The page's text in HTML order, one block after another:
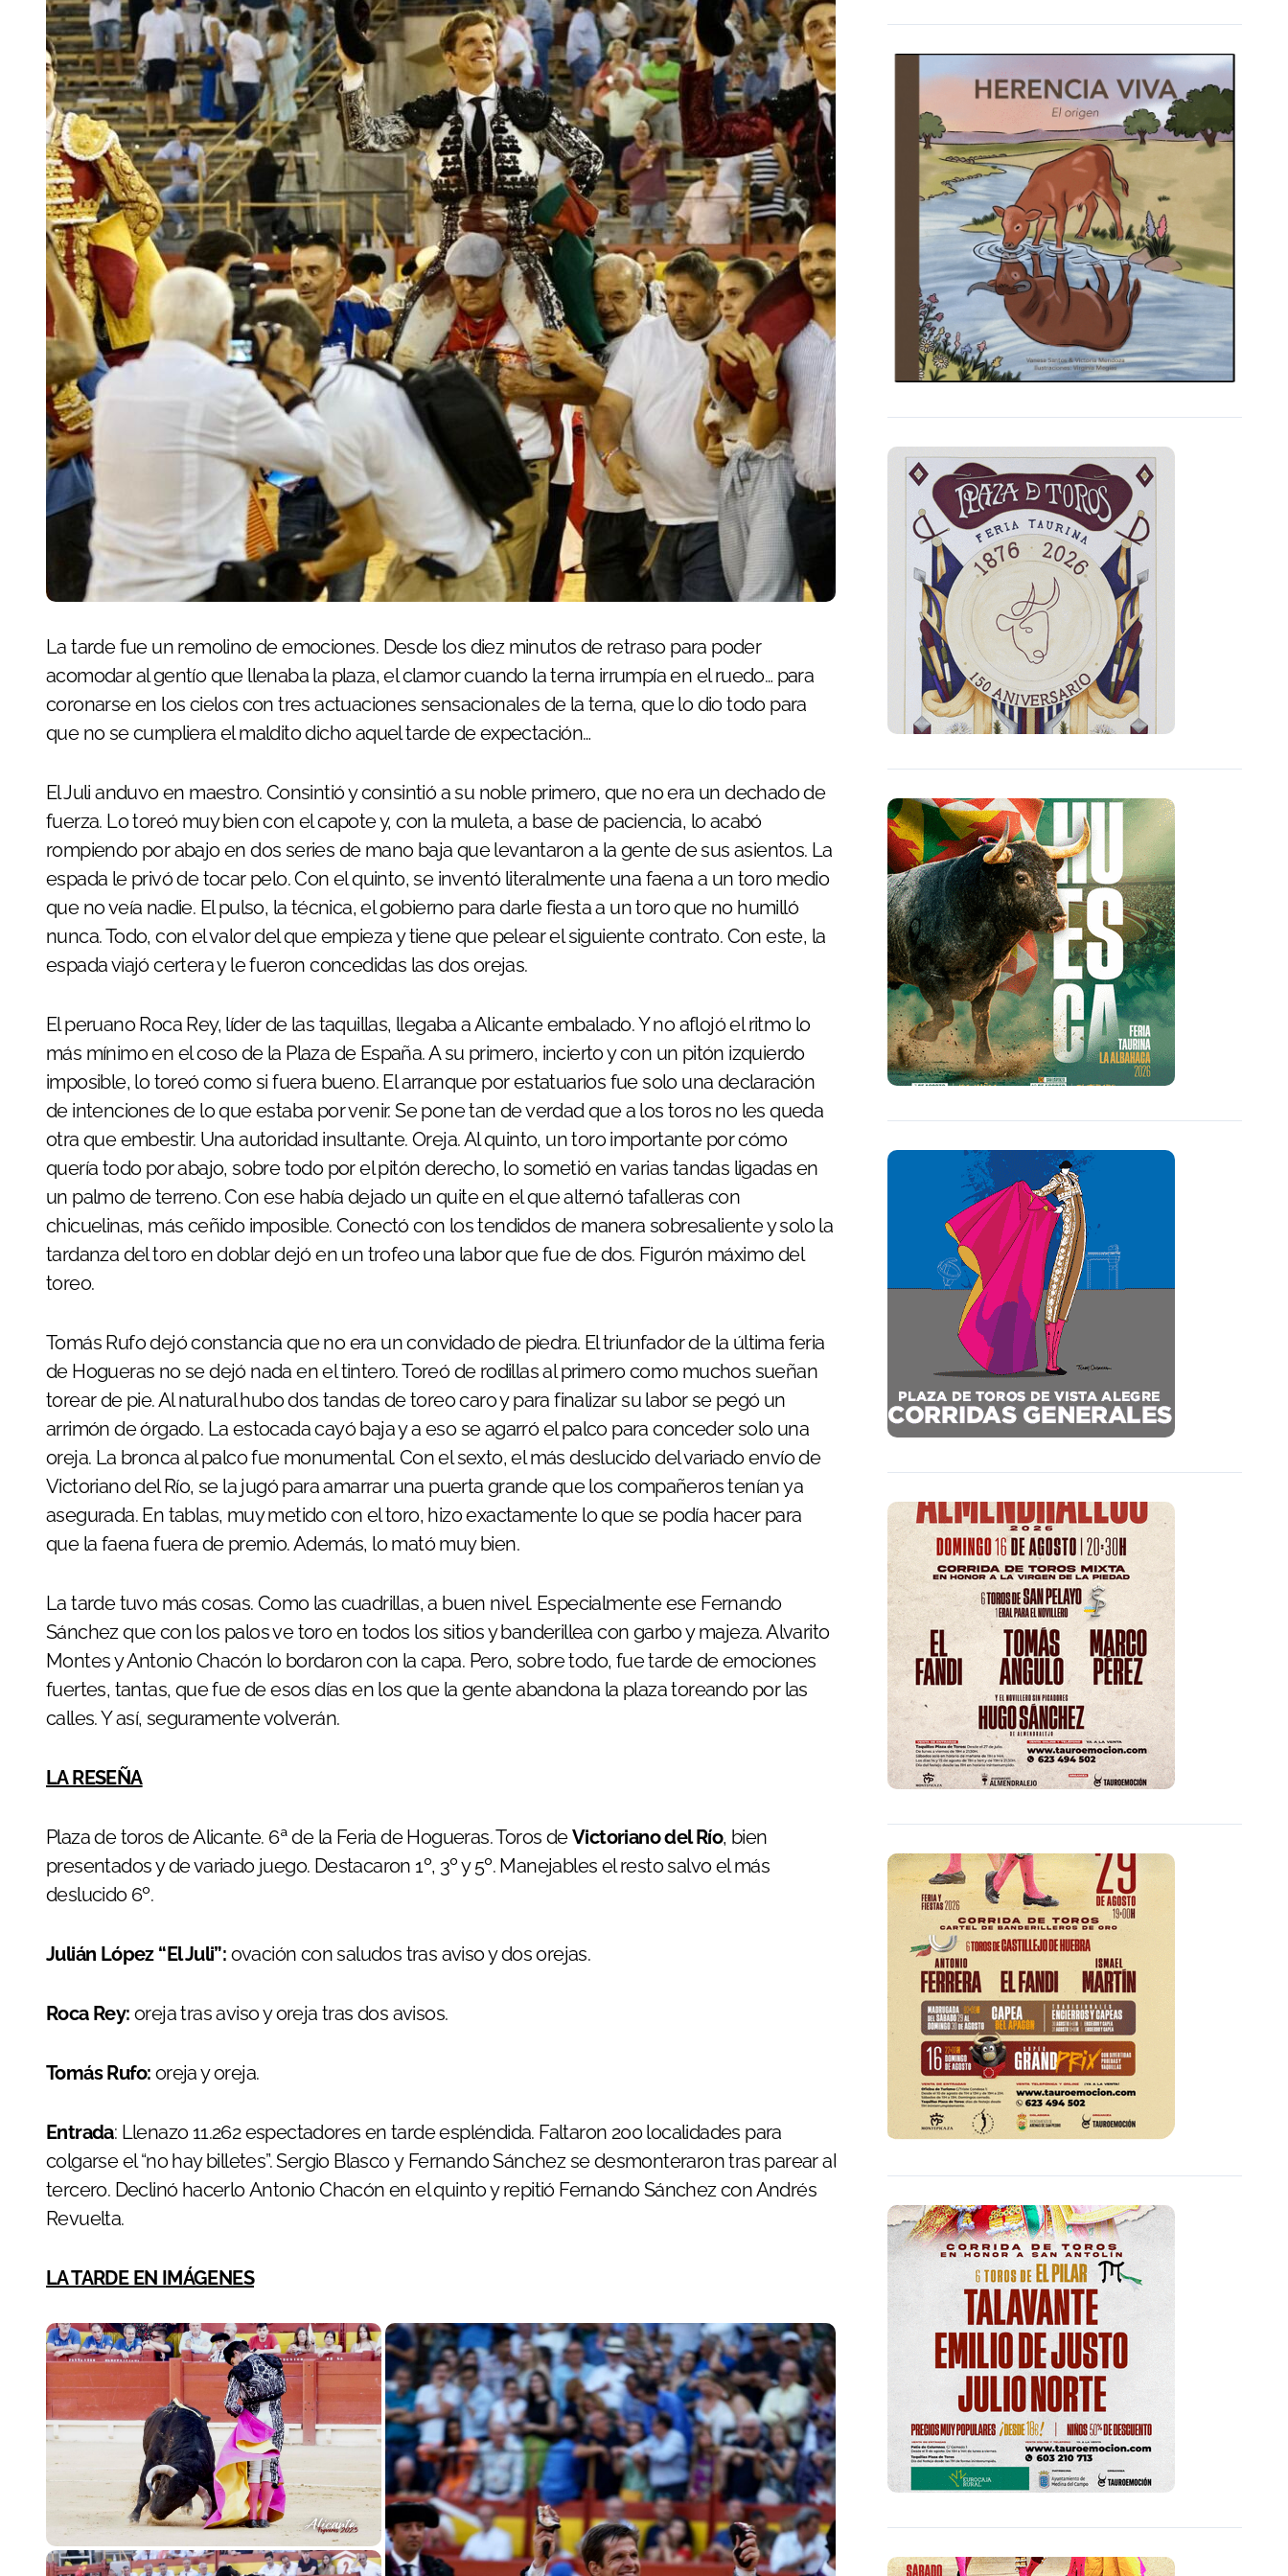
La tarde fue un remolino de emociones. Desde los diez minutos de retraso para poder
acomodar al gentío que llenaba la plaza, el clamor cuando la terna irrumpía en el ruedo… para
coronarse en los cielos con tres actuaciones sensacionales de la terna, que lo dio todo para
que no se cumpliera el maldito dicho aquel tarde de expectación…
El Juli anduvo en maestro. Consintió y consintió a su noble primero, que no era un dechado de
fuerza. Lo toreó muy bien con el capote y, con la muleta, a base de paciencia, lo acabó
rompiendo por abajo en dos series de mano baja que levantaron a la gente de sus asientos. La
espada le privó de tocar pelo. Con el quinto, se inventó literalmente una faena a un toro medio
que no veía nadie. El pulso, la técnica, el gobierno para darle fiesta a un toro que no humilló
nunca. Todo, con el valor del que empieza y tiene que pelear el siguiente contrato. Con este, la
espada viajó certera y le fueron concedidas las dos orejas.
El peruano Roca Rey, líder de las taquillas, llegaba a Alicante embalado. Y no aflojó el ritmo lo
más mínimo en el coso de la Plaza de España. A su primero, incierto y con un pitón izquierdo
imposible, lo toreó como si fuera bueno. El arranque por estatuarios fue solo una declaración
de intenciones de lo que estaba por venir. Se pone tan de verdad que a los toros no les queda
otra que embestir. Una autoridad insultante. Oreja. Al quinto, un toro importante por cómo
quería todo por abajo, sobre todo por el pitón derecho, lo sometió en varias tandas ligadas en
un palmo de terreno. Con ese había dejado un quite en el que alternó tafalleras con
chicuelinas, más ceñido imposible. Conectó con los tendidos de manera sobresaliente y solo la
tardanza del toro en doblar dejó en un trofeo una labor que fue de dos. Figurón máximo del
toreo.
Tomás Rufo dejó constancia que no era un convidado de piedra. El triunfador de la última feria
de Hogueras no se dejó nada en el tintero. Toreó de rodillas al primero como muchos sueñan
torear de pie. Al natural hubo dos tandas de toreo caro y para finalizar su labor se pegó un
arrimón de órgado. La estocada cayó baja y a eso se agarró el palco para conceder solo una
oreja. La bronca al palco fue monumental. Con el sexto, el más deslucido del variado envío de
Victoriano del Río, se la jugó para amarrar una puerta grande que los compañeros tenían ya
asegurada. En tablas, muy metido con el toro, hizo exactamente lo que se podía hacer para
que la faena fuera de premio. Además, lo mató muy bien.
La tarde tuvo más cosas. Como las cuadrillas, a buen nivel. Especialmente ese Fernando
Sánchez que con los palos ve toro en todos los sitios y banderillea con garbo y majeza. Alvarito
Montes y Antonio Chacón lo bordaron con la capa. Pero, sobre todo, fue tarde de emociones
fuertes, tantas, que fue de esos días en los que la gente abandona la plaza toreando por las
calles. Y así, seguramente volverán.
LA RESEÑA
Plaza de toros de Alicante. 6ª de la Feria de Hogueras. Toros deVictoriano del Río, bien
presentados y de variado juego. Destacaron 1º, 3º y 5º. Manejables el resto salvo el más
deslucido 6º.
Julián López “El Juli”: ovación con saludos tras aviso y dos orejas.
Roca Rey: oreja tras aviso y oreja tras dos avisos.
Tomás Rufo: oreja y oreja.
Entrada: Llenazo 11.262 espectadores en tarde espléndida. Faltaron 200 localidades para
colgarse el “no hay billetes”. Sergio Blasco y Fernando Sánchez se desmonteraron tras parear al
tercero. Declinó hacerlo Antonio Chacón en el quinto y repitió Fernando Sánchez con Andrés
Revuelta.
LA TARDE EN IMÁGENES